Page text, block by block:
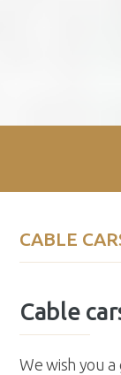
CABLE
Cable
We wish you